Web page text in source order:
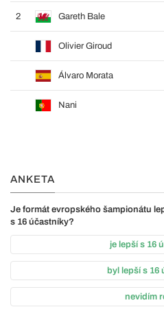
2 Gareth Bale
Olivier Giroud
Álvaro Morata
Nani
ANKETA
Je formát evropského šampionátu
s 16 účastníky?
je lepší s 16
byl lepší s 16
nevidím